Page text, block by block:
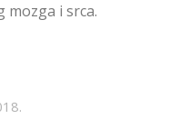
i srca.